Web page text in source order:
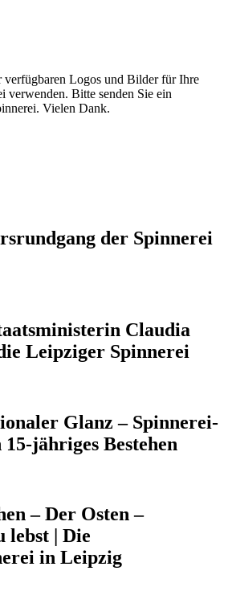
verfügbaren Logos und Bilder für Ihre
verwenden. Bitte senden Sie ein
Vielen Dank.
der Spinnerei
Claudia
Leipziger Spinnerei
Glanz – Spinnerei-
jähriges Bestehen
– Der Osten –
lebst | Die
in Leipzig